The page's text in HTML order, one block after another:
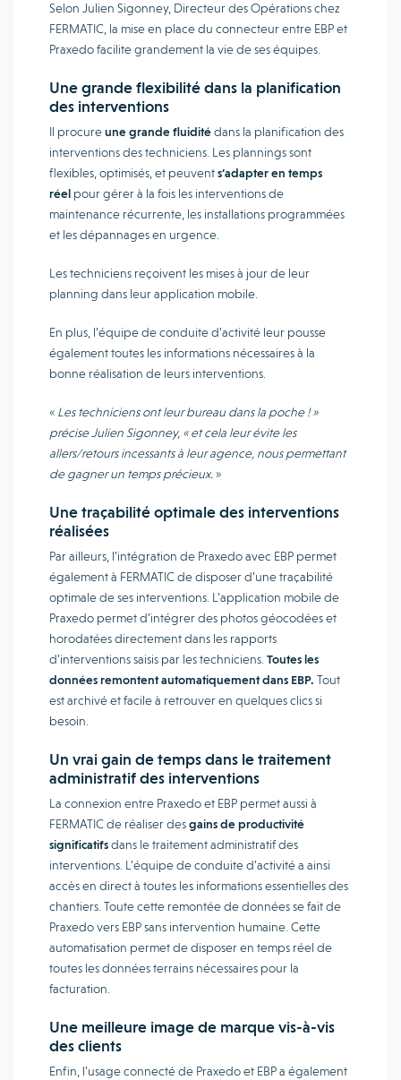
Selon Julien Sigonney, Directeur des Opérations chez
FERMATIC, la mise en place du connecteur entre EBP et
Praxedo facilite grandement la vie de ses équipes.
Une grande flexibilité dans la planification
des interventions
Il procureune grande fluiditédans la planification des
interventions des techniciens. Les plannings sont
flexibles, optimisés, et peuvents’adapter en temps
réel pour gérer à la fois les interventions de
maintenance récurrente, les installations programmées
et les dépannages en urgence.
Les techniciens reçoivent les mises à jour de leur
planning dans leur application mobile.
En plus, l’équipe de conduite d’activité leur pousse
également toutes les informations nécessaires à la
bonne réalisation de leurs interventions.
« Les techniciens ont leur bureau dans la poche ! »
précise Julien Sigonney, « et cela leur évite les
allers/retours incessants à leur agence, nous permettant
de gagner un temps précieux. »
Une traçabilité optimale des interventions
réalisées
Par ailleurs, l’intégration de Praxedo avec EBP permet
également à FERMATIC de disposer d’une traçabilité
optimale de ses interventions. L’application mobile de
Praxedo permet d’intégrer des photos géocodées et
horodatées directement dans les rapports
d’interventions saisis par les techniciens. Toutes les
données remontent automatiquement dans EBP. Tout
est archivé et facile à retrouver en quelques clics si
besoin.
Un vrai gain de temps dans le traitement
administratif des interventions
La connexion entre Praxedo et EBP permet aussi à
FERMATIC de réaliser desgains de productivité
significatifsdans le traitement administratif des
interventions. L’équipe de conduite d’activité a ainsi
accès en direct à toutes les informations essentielles des
chantiers. Toute cette remontée de données se fait de
Praxedo vers EBP sans intervention humaine. Cette
automatisation permet de disposer en temps réel de
toutes les données terrains nécessaires pour la
facturation.
Une meilleure image de marque vis-à-vis
des clients
Enfin, l’usage connecté de Praxedo et EBP a également